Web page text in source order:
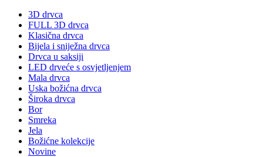
3D drvca
FULL 3D drvca
Klasična drvca
Bijela i sniježna drvca
Drvca u saksiji
LED drveće s osvjetljenjem
Mala drvca
Uska božićna drvca
Široka drvca
Bor
Smreka
Jela
Božićne kolekcije
Novine